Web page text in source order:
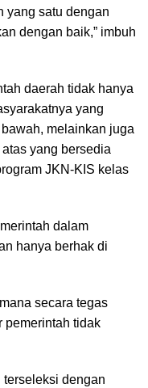
yang satu dengan
dengan baik,” imbuh
daerah tidak hanya
yang
melainkan juga
yang bersedia
JKN-KIS kelas
dalam
hanya berhak di
secara tegas
pemerintah tidak
terseleksi dengan